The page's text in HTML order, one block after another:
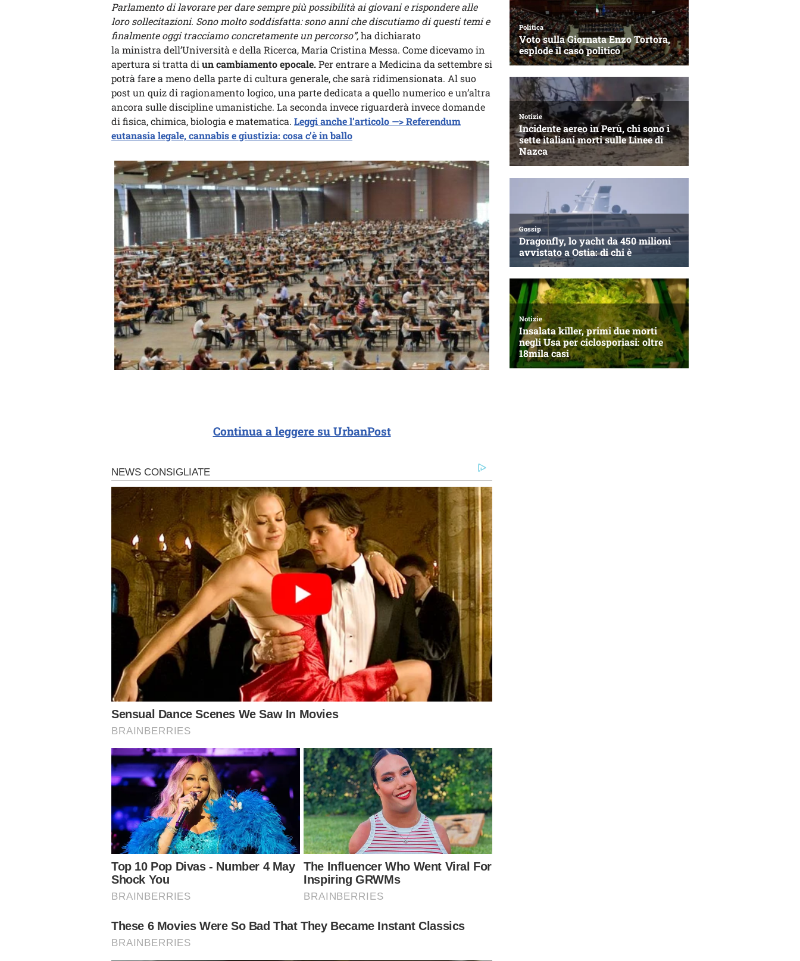
Parlamento di lavorare per dare sempre più possibilità ai giovani e rispondere alle
loro sollecitazioni. Sono molto soddisfatta: sono anni che discutiamo di questi temi e
finalmente oggi tracciamo concretamente un percorso”,ha dichiarato
la ministra dell’Università e della Ricerca, Maria Cristina Messa. Come dicevamo in
apertura si tratta diun cambiamento epocale.Per entrare a Medicina da settembre si
potrà fare a meno della parte di cultura generale, che sarà ridimensionata. Al suo
post un quiz di ragionamento logico, una parte dedicata a quello numerico e un’altra
ancora sulle discipline umanistiche. La seconda invece riguarderà invece domande
di fisica, chimica, biologia e matematica. Leggi anche l’articolo —> Referendum
eutanasia legale, cannabis e giustizia: cosa c’è in ballo
Continua a leggere su UrbanPost